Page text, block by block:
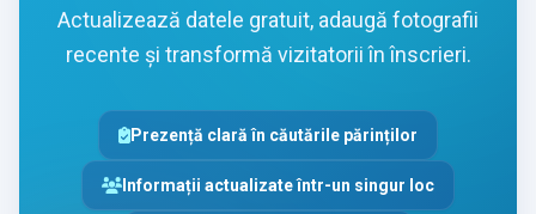
Actualizează datele gratuit, adaugă fotografii
recente și transformă vizitatorii în înscrieri.
Prezență clară în căutările părinților
Informații actualizate într-un singur loc